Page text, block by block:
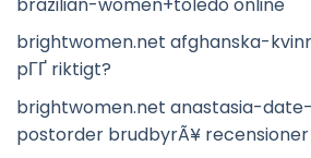
brightwomen.net afghanska-
pГҐ riktigt?
brightwomen.net anastasia-
postorder brudbyrÃ¥ recensioner